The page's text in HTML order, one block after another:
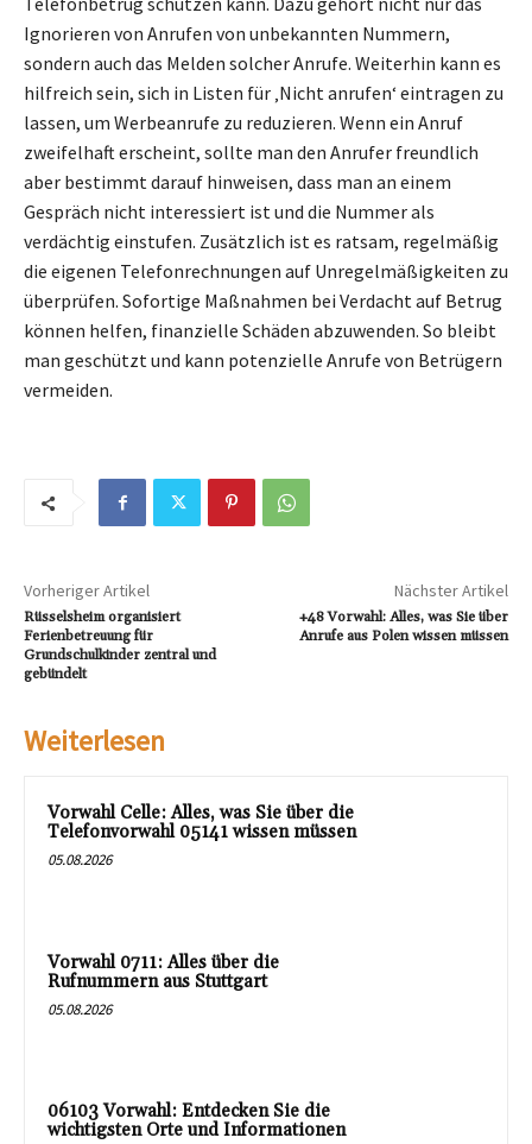
Ignorieren von Anrufen von unbekannten Nummern,
sondern auch das Melden solcher Anrufe. Weiterhin kann es
hilfreich sein, sich in Listen für ‚Nicht anrufen‘ eintragen zu
lassen, um Werbeanrufe zu reduzieren. Wenn ein Anruf
zweifelhaft erscheint, sollte man den Anrufer freundlich
aber bestimmt darauf hinweisen, dass man an einem
Gespräch nicht interessiert ist und die Nummer als
verdächtig einstufen. Zusätzlich ist es ratsam, regelmäßig
die eigenen Telefonrechnungen auf Unregelmäßigkeiten zu
überprüfen. Sofortige Maßnahmen bei Verdacht auf Betrug
können helfen, finanzielle Schäden abzuwenden. So bleibt
man geschützt und kann potenzielle Anrufe von Betrügern
vermeiden.
Vorheriger Artikel
Rüsselsheim organisiert
Ferienbetreuung für
Grundschulkinder zentral und
gebündelt
Nächster Artikel
+48 Vorwahl: Alles, was Sie über
Anrufe aus Polen wissen müssen
Weiterlesen
Vorwahl Celle: Alles, was Sie über die
Telefonvorwahl 05141 wissen müssen
05.08.2026
Vorwahl 0711: Alles über die
Rufnummern aus Stuttgart
05.08.2026
06103 Vorwahl: Entdecken Sie die
wichtigsten Orte und Informationen